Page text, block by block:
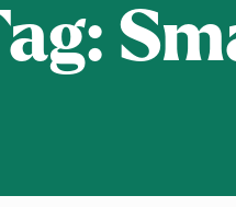
Om oss